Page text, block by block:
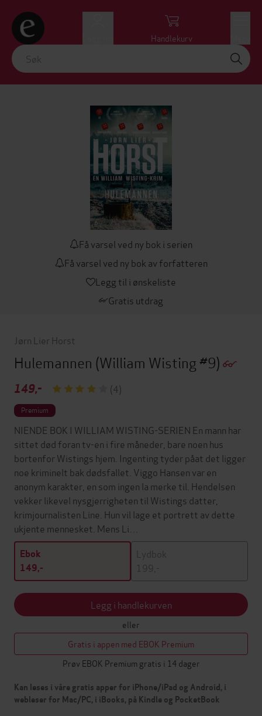
Handlekurv
Få varsel ved ny bok i serien
Få varsel ved ny bok av forfatteren
Legg til i ønskeliste
Gratis utdrag
Jørn Lier Horst
Hulemannen (William Wisting #9)
149,- (4)
Premium
NIENDE BOK I WILLIAM WISTING-SERIEN En mann har
sittet død foran tv-en i fire måneder, bare noen hus
bortenfor Wistings hjem. Ingenting tyder påat det ligger
noe kriminelt bak dødsfallet. Viggo Hansen var en
anonym karakter, en som ingen la merke til. Hendelsen
vekker likevel nysgjerrigheten til Wistings datter,
krimjournalisten Line. Hun vil lage et portrett av dette
ukjente mennesket. Mens Li…
Ebok
149,-
Lydbok
199,-
Legg i handlekurven
eller
Gratis i appen med EBOK Premium
Prøv EBOK Premium gratis i 14 dager
Kan leses i våre gratis apper for iPhone/iPad og Android, i
webleser for Mac/PC, i iBooks, på Kindle og PocketBook